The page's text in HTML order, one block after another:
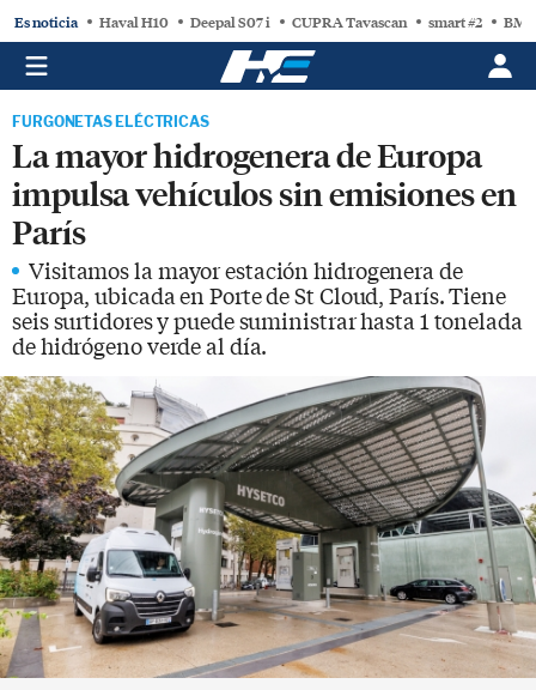
Es noticia Haval H10 Deepal S07 i CUPRA Tavascan smart #2
FURGONETAS ELÉCTRICAS
La mayor hidrogenera de Europa
impulsa vehículos sin emisiones en
París
Visitamos la mayor estación hidrogenera de
Europa, ubicada en Porte de St Cloud, París. Tiene
seis surtidores y puede suministrar hasta 1 tonelada
de hidrógeno verde al día.